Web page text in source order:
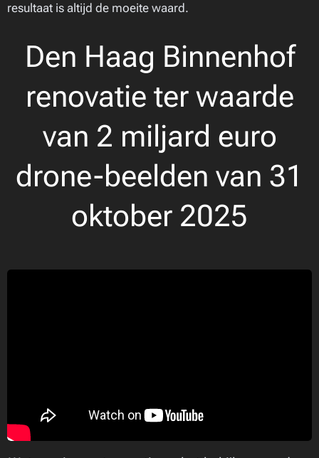
resultaat is altijd de moeite waard.
Den Haag Binnenhof
renovatie ter waarde
van 2 miljard euro
drone-beelden van 31
oktober 2025